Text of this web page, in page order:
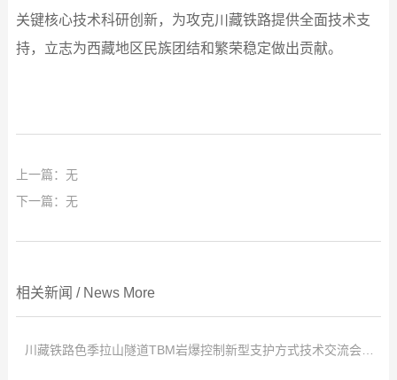
关键核心技术科研创新， 为攻克川藏铁路提供全面技术支
持，立志为西藏地区民族团结和繁荣稳定做出贡献。
上一篇：无
下一篇：无
相关新闻 / News More